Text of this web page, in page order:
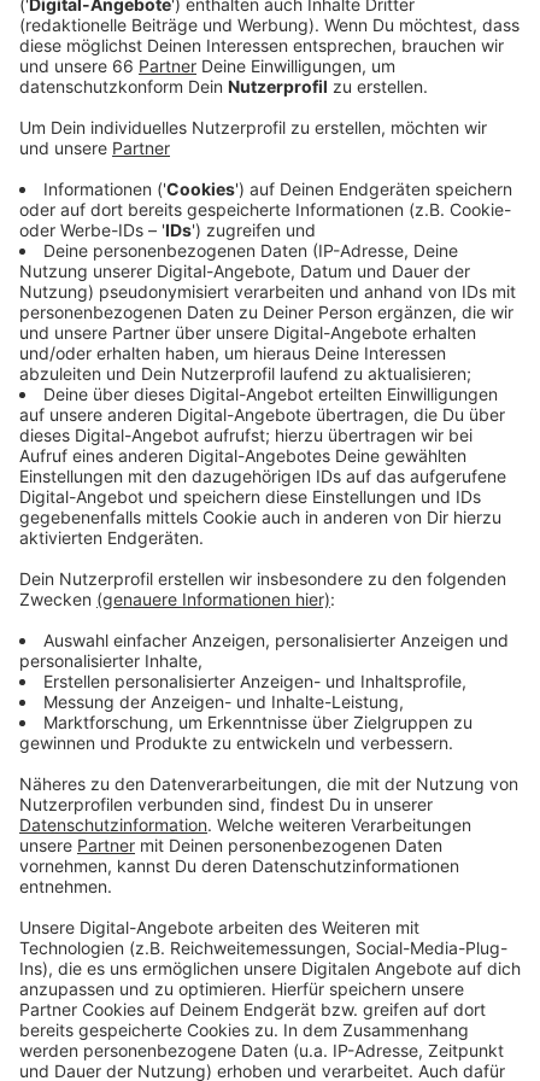
Anzeige
Fenster zu öffnen und danach alles wieder zu
schließen und die Lüftung komplett aufzudrehen. Die
Klimaanlage sollte zwischen 22 und 25 Grad stehen,
sonst können wir uns schnell verkühlen oder eine
Verspannung holen.
Anzeige
© CC BY 3.0 DE /// https://www.liliput-lounge.de
Anzeige
Der ADAC und die Feuerwehr warnen außerdem: bei
im Auto gelassen werden. Denn das kann sich bei
Temperaturen, wie sie heute erwartet werden, schon
nach 10 Minuten auf über 43 Grad erhitzen. Das ist
lebensgefährlich. Wer ein eingeschlossenes Kind sieht,
sollte möglichst schnell versuchen, die Eltern zu
finden. Wenn das nicht geht, sollen wir laut ADAC die
eine Scheibe einschlagen.
Anzeige
Anzeige